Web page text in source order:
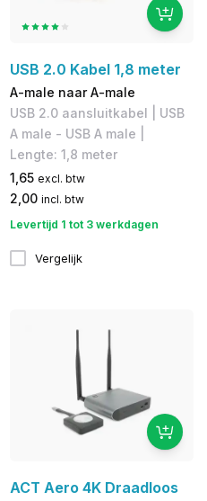
USB 2.0 Kabel 1,8 meter
A-male naar A-male
USB 2.0 aansluitkabel | USB
A male - USB A male |
Lengte: 1,8 meter
1,65 excl. btw
2,00 incl. btw
Levertijd 1 tot 3 werkdagen
Vergelijk
ACT Aero 4K Draadloos